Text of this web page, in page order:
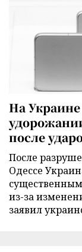
На
после
После
Одессе
из-за
заявил